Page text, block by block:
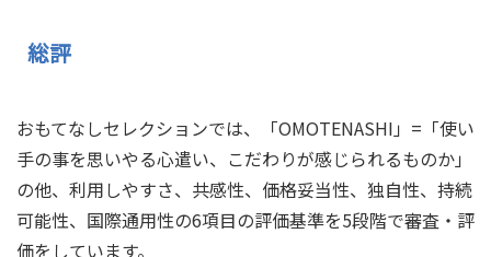
総評
おもてなしセレクションでは、「OMOTENASHI」=「使い
手の事を思いやる心遣い、こだわりが感じられるものか」
の他、利用しやすさ、共感性、価格妥当性、独自性、持続
可能性、国際通用性の6項目の評価基準を5段階で審査・評
価をしています。